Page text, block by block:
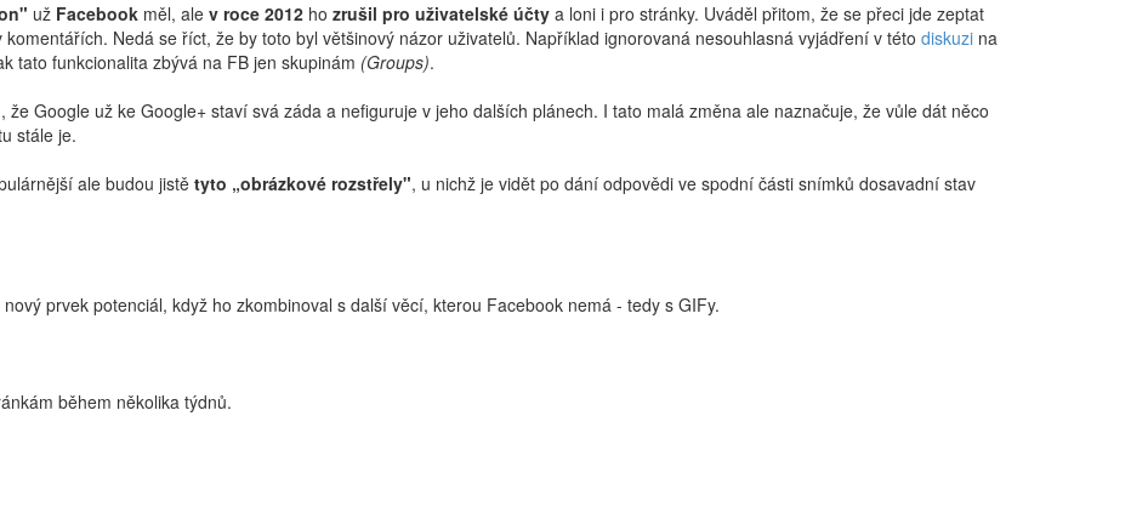
už Facebook měl, ale v roce 2012 ho zrušil pro uživatelské účty a loni i pro stránky. Uváděl přitom, že se přeci jde zeptat
Nedá se říct, že by toto byl většinový názor uživatelů. Například ignorovaná nesouhlasná vyjádření v této diskuzi na
tato funkcionalita zbývá na FB jen skupinám (Groups).
Google už ke Google+ staví svá záda a nefiguruje v jeho dalších plánech. I tato malá změna ale naznačuje, že vůle dát něco
stále je.
ale budou jistě tyto „obrázkové rozstřely", u nichž je vidět po dání odpovědi ve spodní části snímků dosavadní stav
nový prvek potenciál, když ho zkombinoval s další věcí, kterou Facebook nemá - tedy s GIFy.
během několika týdnů.